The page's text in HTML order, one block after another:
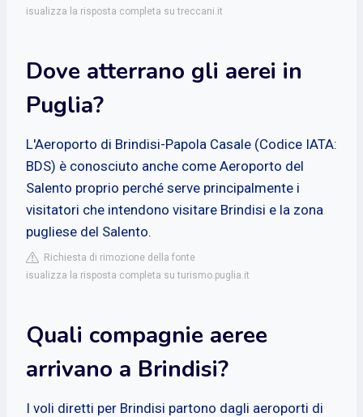
isualizza la risposta completa su treccani.it
Dove atterrano gli aerei in
Puglia?
L'Aeroporto di Brindisi-Papola Casale (Codice IATA:
BDS) è conosciuto anche come Aeroporto del
Salento proprio perché serve principalmente i
visitatori che intendono visitare Brindisi e la zona
pugliese del Salento.
Richiesta di rimozione della fonte
isualizza la risposta completa su turismo.puglia.it
Quali compagnie aeree
arrivano a Brindisi?
I voli diretti per Brindisi partono dagli aeroporti di